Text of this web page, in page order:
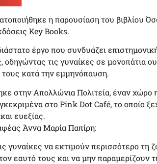
η παρουσίαση του βιβλίου
Key Books.
έργο που συνδυάζει
οδηγώντας τις γυναίκες σε μονοπάτια
κατά την εμμηνόπαυση.
στην Απολλώνια Πολιτεία, έναν χώρο
στο Pink Dot Café, το οποίο
ευεξίας.
Άννα Μαρία Παπίρη:
γυναίκες να εκτιμούν περισσότερο τη
εαυτό τους και να μην παραμερίζουν